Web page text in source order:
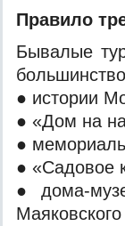
Правило
Бывалые
● истории
● «Дом на
●
● «Садовое
● дома-
Маяковского